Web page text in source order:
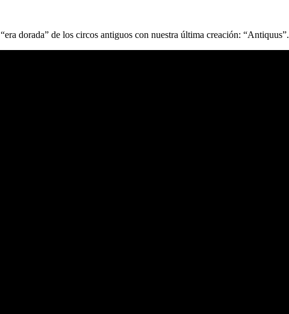
dorada” de los circos antiguos con nuestra última creación: “Antiquus”.